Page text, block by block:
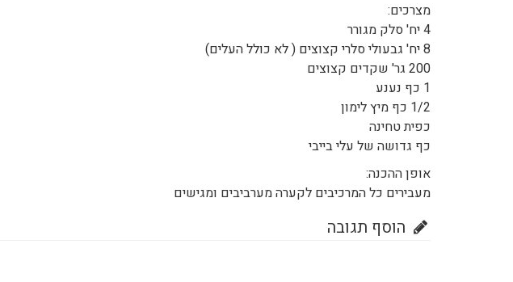
מצרכים:
4 יח' סלק מגורר
8 יח' גבעולי סלרי קצוצים ( לא כולל העלים)
200 גר' שקדים קצוצים
1 כף נענע
1/2 כף מיץ לימון
כפית טחינה
כף גדושה של עלי בייבי
אופן ההכנה:
מעבירים כל המרכיבים לקערה מערביבים ומגישים
הוסף תגובה